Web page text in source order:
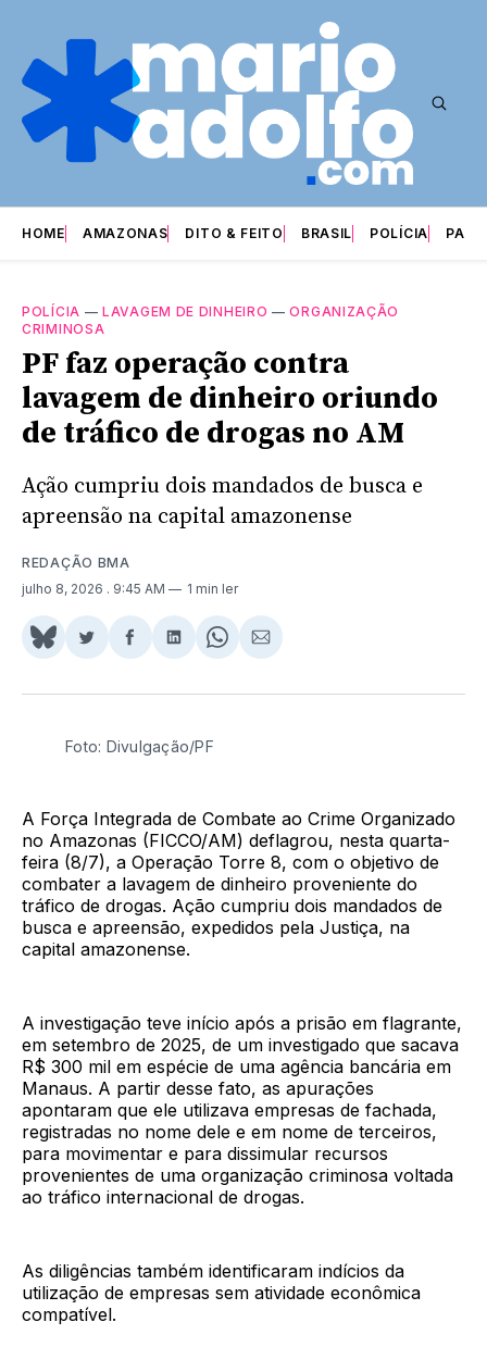
HOME AMAZONAS DITO & FEITO BRASIL POLÍCIA
POLÍCIA —LAVAGEM DE DINHEIRO —ORGANIZAÇÃO
CRIMINOSA
PF faz operação contra
lavagem de dinheiro oriundo
de tráfico de drogas no AM
Ação cumpriu dois mandados de busca e
apreensão na capital amazonense
REDAÇÃO BMA
julho 8, 2026 . 9:45 AM 1 min ler
Share
BlueSky
Compartilhar
Twitter
Compartilhar
Facebook
Compartilhar
LinkedIn
Share
WhatsApp
Compartilhar
Email
Foto: Divulgação/PF
A Força Integrada de Combate ao Crime Organizado
no Amazonas (FICCO/AM) deflagrou, nesta quarta-
feira (8/7), a Operação Torre 8, com o objetivo de
combater a lavagem de dinheiro proveniente do
tráfico de drogas. Ação cumpriu dois mandados de
busca e apreensão, expedidos pela Justiça, na
capital amazonense.
A investigação teve início após a prisão em flagrante,
em setembro de 2025, de um investigado que sacava
R$ 300 mil em espécie de uma agência bancária em
Manaus. A partir desse fato, as apurações
apontaram que ele utilizava empresas de fachada,
registradas no nome dele e em nome de terceiros,
para movimentar e para dissimular recursos
provenientes de uma organização criminosa voltada
ao tráfico internacional de drogas.
As diligências também identificaram indícios da
utilização de empresas sem atividade econômica
compatível.